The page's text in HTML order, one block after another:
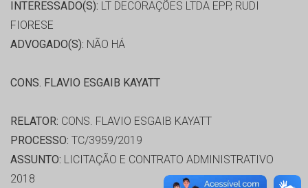
INTERESSADO(S): LT DECORAÇÕES LTDA EPP, RUDI
FIORESE
ADVOGADO(S): NÃO HÁ
CONS. FLAVIO ESGAIB KAYATT
RELATOR: CONS. FLAVIO ESGAIB KAYATT
PROCESSO: TC/3959/2019
ASSUNTO: LICITAÇÃO E CONTRATO ADMINISTRATIVO
2018